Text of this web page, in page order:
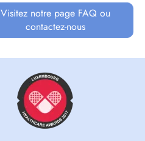
Visitez notre page FAQ ou
contactez-nous